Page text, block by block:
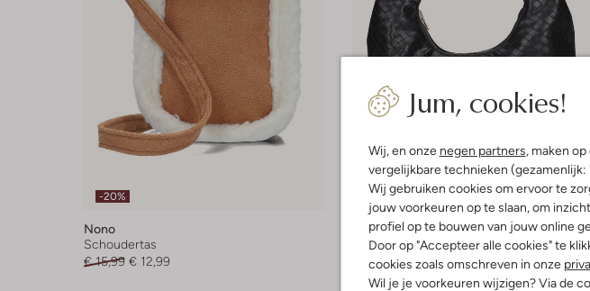
Jum, cookies!
Wij, en onze negen partners, maken
vergelijkbare technieken (gezamenlijk:
Wij gebruiken cookies om ervoor te
jouw voorkeuren op te slaan, om
profiel op te bouwen van jouw online
Door op "Accepteer alle cookies" te
cookies zoals omschreven in onze
Wil je je voorkeuren wijzigen? Via de
-20%
Nono
Schoudertas
€ 15,99 € 12,99
-30%
Nik & Nik
Handtas
€ 76,99 € 53,99